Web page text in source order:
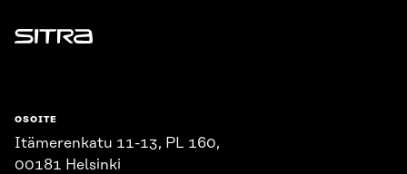
Sitra
OSOITE
Itämerenkatu 11-13, PL 160,
00181 Helsinki